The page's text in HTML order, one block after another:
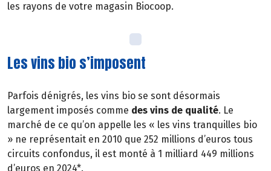
les rayons de votre magasin Biocoop.
Les vins bio s’imposent
Parfois dénigrés, les vins bio se sont désormais
largement imposés comme des vins de qualité. Le
marché de ce qu’on appelle les « les vins tranquilles bio
» ne représentait en 2010 que 252 millions d’euros tous
circuits confondus, il est monté à 1 milliard 449 millions
d’euros en 2024*.